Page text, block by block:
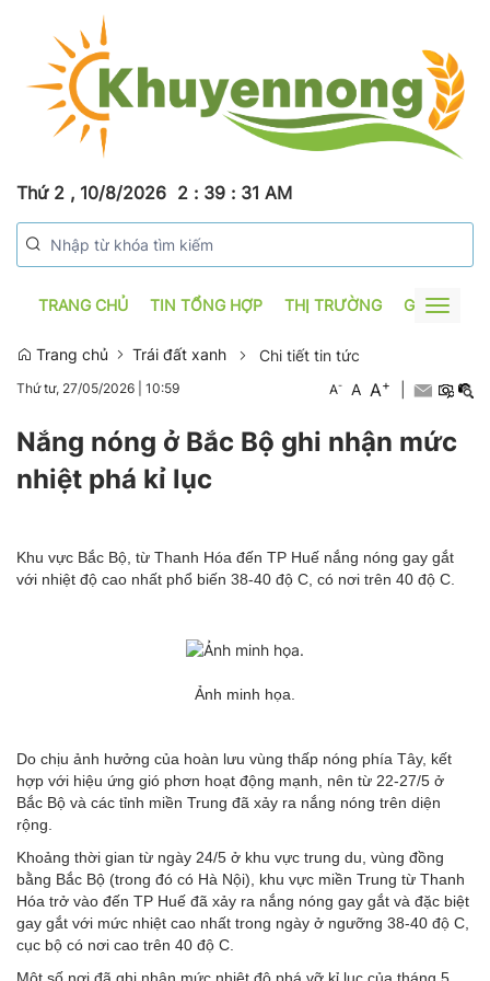
Thứ 2 , 10/8/2026 2 : 39 : 32 AM
TRANG CHỦ TIN TỔNG HỢP THỊ TRƯỜNG GƯƠNG
Toggle
Trang chủ
Trái đất xanh Chi tiết tin tức
Thứ tư, 27/05/2026 10:59 A- A A+
Nắng nóng ở Bắc Bộ ghi nhận mức
nhiệt phá kỉ lục
Khu vực Bắc Bộ, từ Thanh Hóa đến TP Huế nắng nóng gay gắt
với nhiệt độ cao nhất phổ biến 38-40 độ C, có nơi trên 40 độ C.
Ảnh minh họa.
Do chịu ảnh hưởng của hoàn lưu vùng thấp nóng phía Tây, kết
hợp với hiệu ứng gió phơn hoạt động mạnh, nên từ 22-27/5 ở
Bắc Bộ và các tỉnh miền Trung đã xảy ra nắng nóng trên diện
rộng.
Khoảng thời gian từ ngày 24/5 ở khu vực trung du, vùng đồng
bằng Bắc Bộ (trong đó có Hà Nội), khu vực miền Trung từ Thanh
Hóa trở vào đến TP Huế đã xảy ra nắng nóng gay gắt và đặc biệt
gay gắt với mức nhiệt cao nhất trong ngày ở ngưỡng 38-40 độ C,
cục bộ có nơi cao trên 40 độ C.
Một số nơi đã ghi nhận mức nhiệt độ phá vỡ kỉ lục của tháng 5